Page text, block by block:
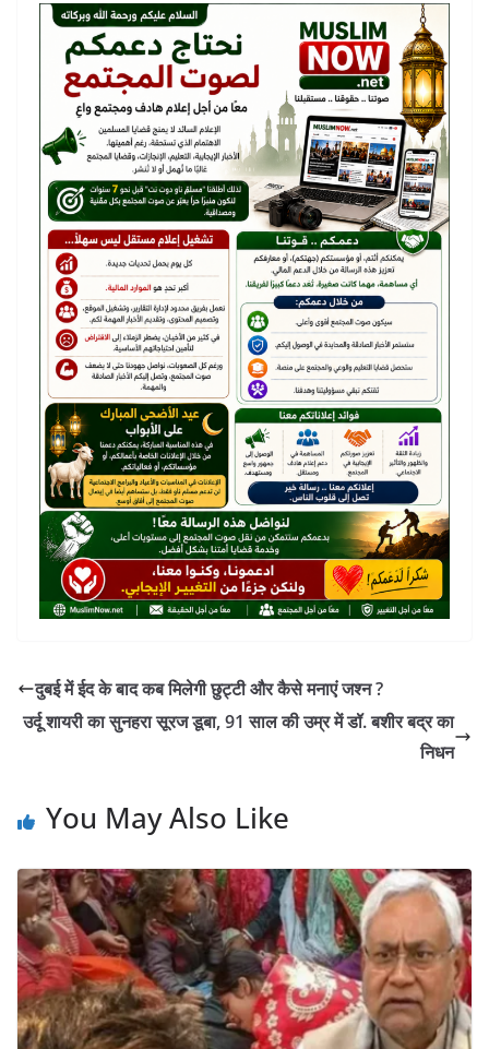
दुबई में ईद के बाद कब मिलेगी छुट्टी और कैसे मनाएं जश्न ?
उर्दू शायरी का सुनहरा सूरज डूबा, 91 साल की उम्र में डॉ. बशीर बद्र का
निधन
You May Also Like